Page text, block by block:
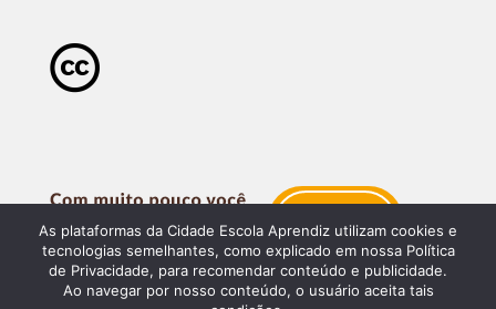
As plataformas da Cidade Escola Aprendiz utilizam cookies e
tecnologias semelhantes, como explicado em nossa Política
de Privacidade, para recomendar conteúdo e publicidade.
Ao navegar por nosso conteúdo, o usuário aceita tais